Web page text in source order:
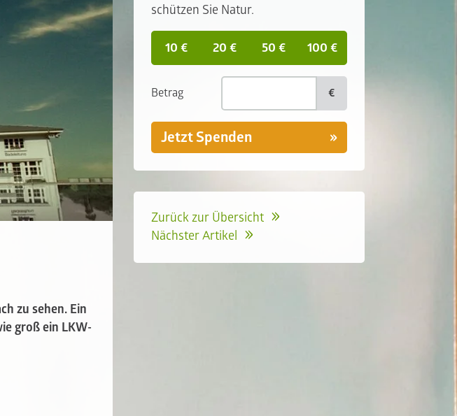
zu sehen. Ein
groß ein LKW-
schützen Sie Natur.
10 € 20 € 50 € 100 €
Betrag €
Jetzt Spenden
Zurück zur Übersicht
Nächster Artikel